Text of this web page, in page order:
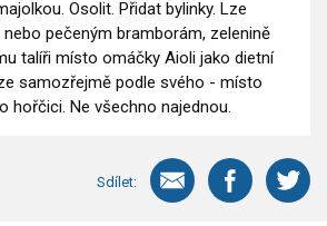
Osolit. Přidat bylinky. Lze
pečeným bramborám, zelenině
talíři místo omáčky Aioli jako dietní
samozřejmě podle svého - místo
hořčici. Ne všechno najednou.
Sdílet: